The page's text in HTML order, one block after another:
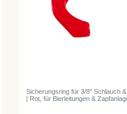
Sicherungsring für 3/8" Schlauch
| Rot, für Bierleitungen &